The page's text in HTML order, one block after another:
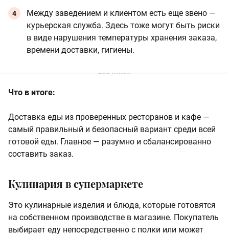
Между заведением и клиентом есть еще звено —
курьерская служба. Здесь тоже могут быть риски
в виде нарушения температуры хранения заказа,
времени доставки, гигиены.
Что в итоге:
Доставка еды из проверенных ресторанов и кафе —
самый правильный и безопасный вариант среди всей
готовой еды. Главное — разумно и сбалансированно
составить заказ.
Кулинария в супермаркете
Это кулинарные изделия и блюда, которые готовятся
на собственном производстве в магазине. Покупатель
выбирает еду непосредственно с полки или может